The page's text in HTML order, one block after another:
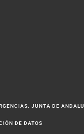
JUNTA DE
DE DATOS